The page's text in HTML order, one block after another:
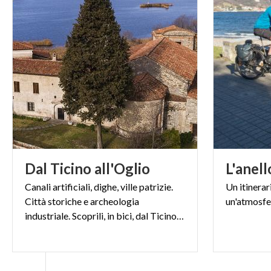
San Michele
Fu realizzata
che
la maggior
culto micaelico.
Info utili:
Linea Cadorna
Definita
costruito
attacco, i
Dal Ticino all'Oglio
Canali artificiali, dighe, ville patrizie.
Città storiche e archeologia
industriale. Scoprili, in bici, dal Ticino all’Oglio
Un